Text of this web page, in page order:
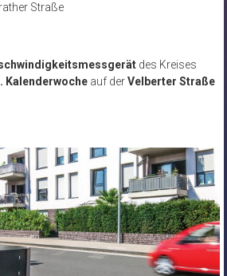
Straße
des Kreises
Kalenderwocheauf derVelberter Straße